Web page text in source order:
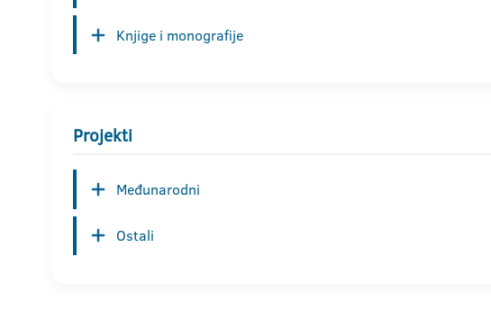
Knjige i monografije
Projekti
Međunarodni
Ostali